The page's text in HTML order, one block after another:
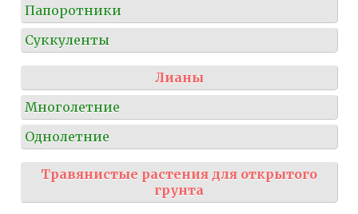
Папоротники
Суккуленты
Лианы
Многолетние
Однолетние
Травянистые растения для открытого
грунта